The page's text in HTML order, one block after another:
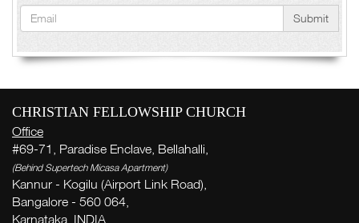
Submit
CHRISTIAN FELLOWSHIP CHURCH
Office
#69-71, Paradise Enclave, Bellahalli,
(Behind Supertech Micasa Apartment)
Kannur - Kogilu (Airport Link Road),
Bangalore - 560 064,
Karnataka, INDIA.